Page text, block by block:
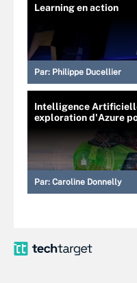
Learning en action
Par: Philippe Ducellier
Intelligence
exploration d'Azure
Par: Caroline Donnelly